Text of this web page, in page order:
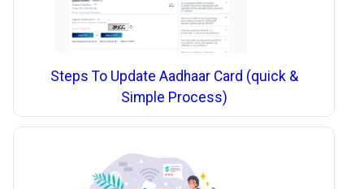
Steps To Update Aadhaar Card (quick &
Simple Process)